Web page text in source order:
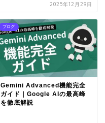
2025年12月29日
ブログ
Gemini Advanced機能完全
ガイド｜Google AIの最高峰
を徹底解説